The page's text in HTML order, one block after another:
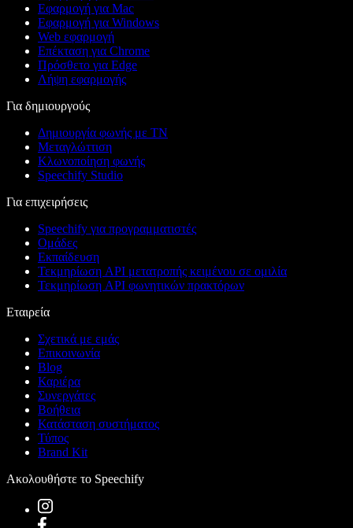
Εφαρμογή για Mac
Εφαρμογή για Windows
Web εφαρμογή
Επέκταση για Chrome
Πρόσθετο για Edge
Λήψη εφαρμογής
Για δημιουργούς
Δημιουργία φωνής με ΤΝ
Μεταγλώττιση
Κλωνοποίηση φωνής
Speechify Studio
Για επιχειρήσεις
Speechify για προγραμματιστές
Ομάδες
Εκπαίδευση
Τεκμηρίωση API μετατροπής κειμένου σε ομιλία
Τεκμηρίωση API φωνητικών πρακτόρων
Εταιρεία
Σχετικά με εμάς
Επικοινωνία
Blog
Καριέρα
Συνεργάτες
Βοήθεια
Κατάσταση συστήματος
Τύπος
Brand Kit
Ακολουθήστε το Speechify